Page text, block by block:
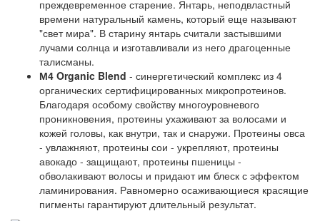
преждевременное старение. Янтарь, неподвластный
времени натуральный камень, который еще называют
"свет мира". В старину янтарь считали застывшими
лучами солнца и изготавливали из него драгоценные
талисманы.
М4 Organic Blend - синергетический комплекс из 4
органических сертифицированных микропротеинов.
Благодаря особому свойству многоуровневого
проникновения, протеины ухаживают за волосами и
кожей головы, как внутри, так и снаружи. Протеины овса
- увлажняют, протеины сои - укрепляют, протеины
авокадо - защищают, протеины пшеницы -
обволакивают волосы и придают им блеск с эффектом
ламинирования. Равномерно осаживающиеся красящие
пигменты гарантируют длительный результат.